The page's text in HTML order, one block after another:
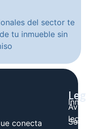
del sector te
tu inmueble sin
conecta
legal